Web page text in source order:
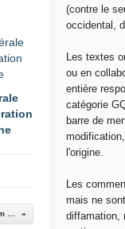
(contre le
occidental,
Les textes
ou en
entière
catégorie
barre de
l'origine.
Les
mais ne
diffamation,